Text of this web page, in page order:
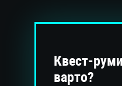
Квест-
варто?